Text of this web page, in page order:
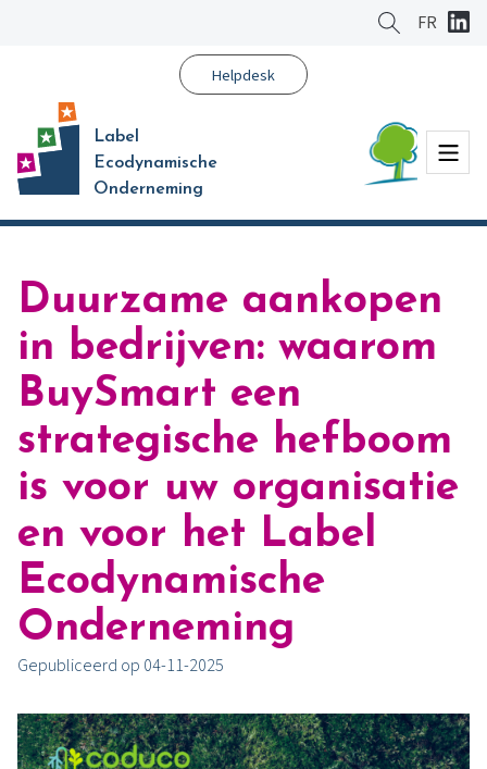
FR
Helpdesk
Label
Ecodynamische
Onderneming
Menu
Duurzame aankopen
in bedrijven: waarom
BuySmart een
strategische hefboom
is voor uw organisatie
en voor het Label
Ecodynamische
Onderneming
Gepubliceerd op 04-11-2025